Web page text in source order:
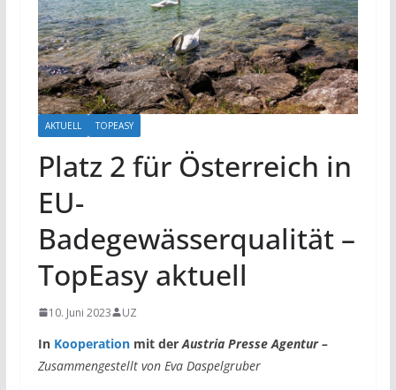
AKTUELL TOPEASY
Platz 2 für Österreich in
EU-
Badegewässerqualität –
TopEasy aktuell
10. Juni 2023 UZ
In Kooperationmit derAustria Presse Agentur –
Zusammengestellt von Eva Daspelgruber